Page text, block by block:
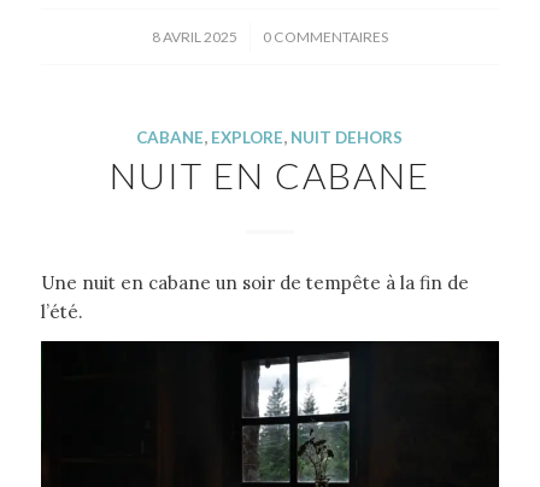
8 AVRIL 2025
/ 0 COMMENTAIRES
CABANE, EXPLORE, NUIT DEHORS
NUIT EN CABANE
Une nuit en cabane un soir de tempête à la fin de
l’été.